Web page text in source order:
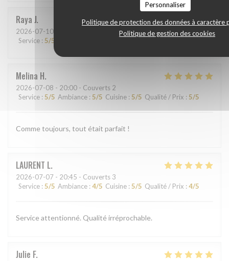
Personnaliser
Politique de protection des données à caractère
Politique de gestion des cookies
Raya J
2026-07-10
Service : 5/5
Melina H
2026-07-08 - 20:00 - Couverts 2
Service : 5/5 Ambiance : 5/5 Cuisine : 5/5 Qualité / Prix : 5/5
Comme toujours, tout était parfait !
LAURENT L
2026-07-07 - 20:45 - Couverts 3
Service : 5/5 Ambiance : 4/5 Cuisine : 5/5 Qualité / Prix : 4/5
Service attentionné. Qualité irréprochable.
Julie F